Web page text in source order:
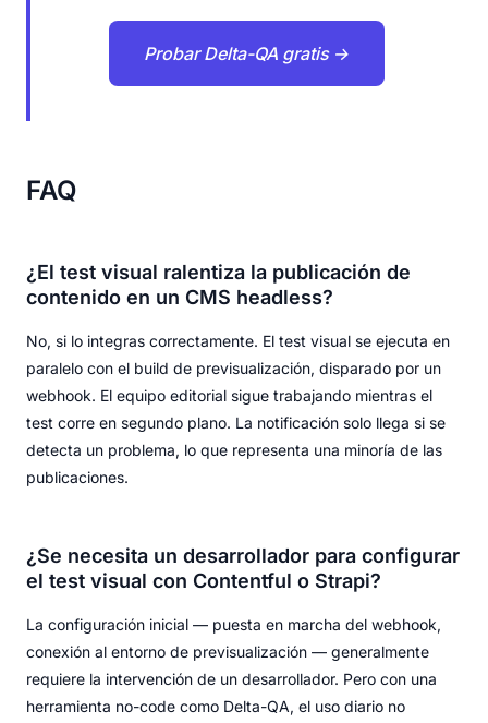
Probar Delta-QA gratis →
FAQ
¿El test visual ralentiza la publicación de
contenido en un CMS headless?
No, si lo integras correctamente. El test visual se ejecuta en
paralelo con el build de previsualización, disparado por un
webhook. El equipo editorial sigue trabajando mientras el
test corre en segundo plano. La notificación solo llega si se
detecta un problema, lo que representa una minoría de las
publicaciones.
¿Se necesita un desarrollador para configurar
el test visual con Contentful o Strapi?
La configuración inicial — puesta en marcha del webhook,
conexión al entorno de previsualización — generalmente
requiere la intervención de un desarrollador. Pero con una
herramienta no-code como Delta-QA, el uso diario no